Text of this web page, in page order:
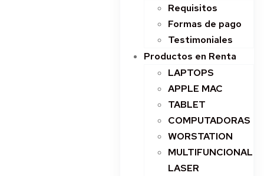
Requisitos
Formas de pago
Testimoniales
Productos en Renta
LAPTOPS
APPLE MAC
TABLET
COMPUTADORAS
WORSTATION
MULTIFUNCIONAL
LASER